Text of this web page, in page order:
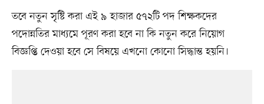
তবে নতুন সৃষ্টি করা এই ৯ হাজার ৫৭২টি পদ শিক্ষকদের
পদোন্নতির মাধ্যমে পূরণ করা হবে না কি নতুন করে নিয়োগ
বিজ্ঞপ্তি দেওয়া হবে সে বিষয়ে এখনো কোনো সিদ্ধান্ত হয়নি।